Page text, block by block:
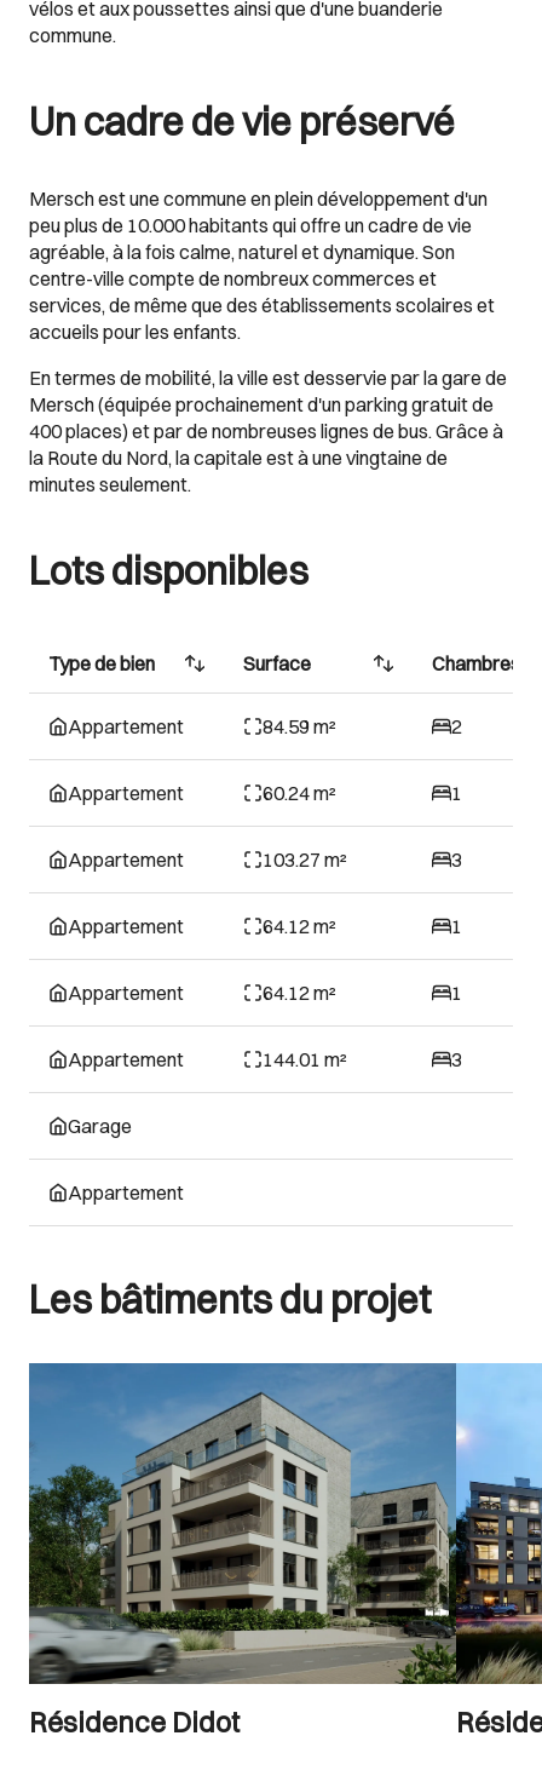
vélos et aux poussettes ainsi que d'une buanderie
commune.
Un cadre de vie préservé
Mersch est une commune en plein développement d'un
peu plus de 10.000 habitants qui offre un cadre de vie
agréable, à la fois calme, naturel et dynamique. Son
centre-ville compte de nombreux commerces et
services, de même que des établissements scolaires et
accueils pour les enfants.
En termes de mobilité, la ville est desservie par la gare de
Mersch (équipée prochainement d'un parking gratuit de
400 places) et par de nombreuses lignes de bus. Grâce à
la Route du Nord, la capitale est à une vingtaine de
minutes seulement.
Lots disponibles
Type de bien Surface Chambres
Appartement 84.59 m² 2
Appartement 60.24 m² 1
Appartement 103.27 m² 3
Appartement 64.12 m² 1
Appartement 64.12 m² 1
Appartement 144.01 m² 3
Garage
Appartement
Les bâtiments du projet
Résidence Didot